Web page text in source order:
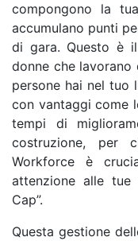
compongono la
accumulano punti
di gara. Questo è
donne che lavorano
persone hai nel tuo
con vantaggi come
tempi di
costruzione, per
Workforce è
attenzione alle
Cap”.
Questa gestione